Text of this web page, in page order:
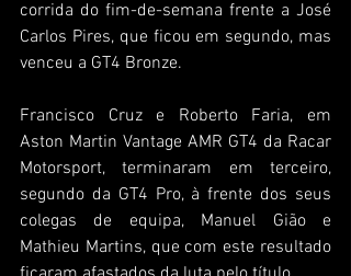
corrida do fim-de-semana frente a José
Carlos Pires, que ficou em segundo, mas
venceu a GT4 Bronze.
Francisco Cruz e Roberto Faria, em
Aston Martin Vantage AMR GT4 da Racar
Motorsport, terminaram em terceiro,
segundo da GT4 Pro, à frente dos seus
colegas de equipa, Manuel Gião e
Mathieu Martins, que com este resultado